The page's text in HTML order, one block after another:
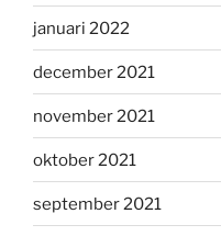
januari 2022
december 2021
november 2021
oktober 2021
september 2021